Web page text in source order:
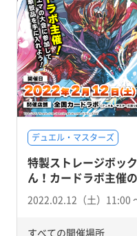
デュエル・マスターズ
特製ストレージボッ
ん！カードラボ主催
2022.02.12（土）11:00
すべての開催場所